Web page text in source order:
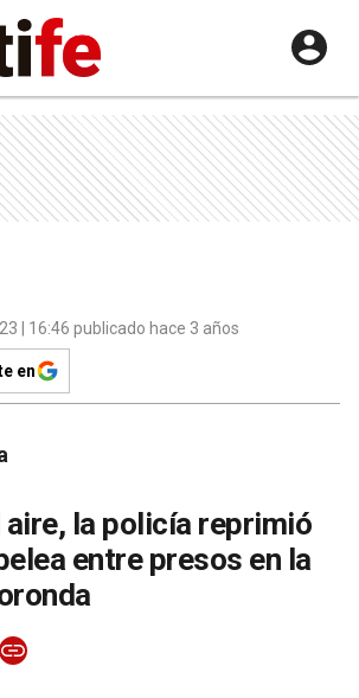
| 16:46 publicado hace 3 años
en
la policía reprimió
entre presos en la